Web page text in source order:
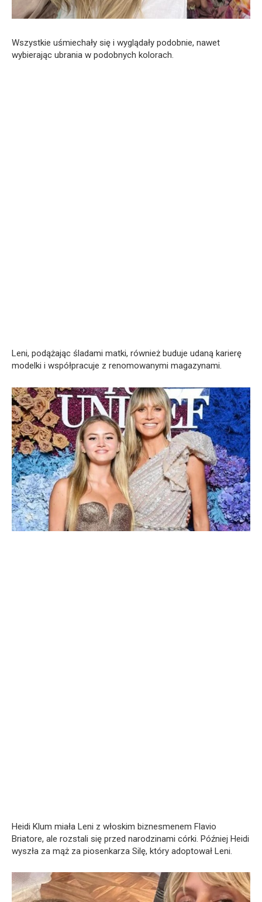
Wszystkie uśmiechały się i wyglądały podobnie, nawet
wybierając ubrania w podobnych kolorach.
Leni, podążając śladami matki, również buduje udaną karierę
modelki i współpracuje z renomowanymi magazynami.
Heidi Klum miała Leni z włoskim biznesmenem Flavio
Briatore, ale rozstali się przed narodzinami córki. Później Heidi
wyszła za mąż za piosenkarza Silę, który adoptował Leni.